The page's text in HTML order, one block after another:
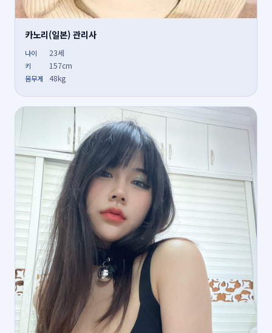
카노리(일본) 관리사
나이 23세
키 157cm
몸무게 48kg